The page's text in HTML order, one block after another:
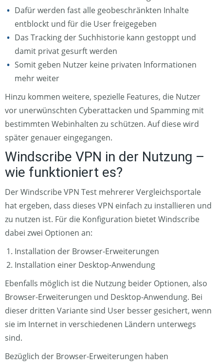
Dafür werden fast alle geobeschränkten Inhalte
entblockt und für die User freigegeben
Das Tracking der Suchhistorie kann gestoppt und
damit privat gesurft werden
Somit geben Nutzer keine privaten Informationen
mehr weiter
Hinzu kommen weitere, spezielle Features, die Nutzer
vor unerwünschten Cyberattacken und Spamming mit
bestimmten Webinhalten zu schützen. Auf diese wird
später genauer eingegangen.
Windscribe VPN in der Nutzung –
wie funktioniert es?
Der Windscribe VPN Test mehrerer Vergleichsportale
hat ergeben, dass dieses VPN einfach zu installieren und
zu nutzen ist. Für die Konfiguration bietet Windscribe
dabei zwei Optionen an:
Installation der Browser-Erweiterungen
Installation einer Desktop-Anwendung
Ebenfalls möglich ist die Nutzung beider Optionen, also
Browser-Erweiterungen und Desktop-Anwendung. Bei
dieser dritten Variante sind User besser gesichert, wenn
sie im Internet in verschiedenen Ländern unterwegs
sind.
Bezüglich der Browser-Erweiterungen haben